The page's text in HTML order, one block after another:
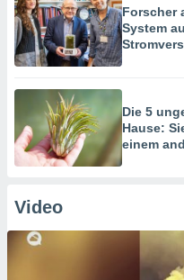
Forscher
System
Die 5
Hause:
einem
Video